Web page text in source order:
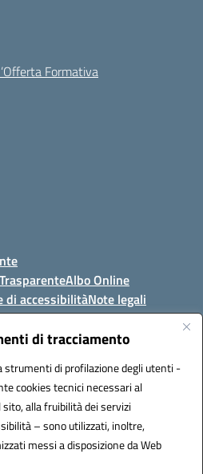
di tracciamento
strumenti di profilazione degli utenti -
cookies tecnici necessari al
alla fruibilità dei servizi
– sono utilizzati, inoltre,
messi a disposizione da Web
Formativa
Albo Online
di accessibilitàNote legali
Torre del Greco (NA)
0818834377 - Cod.Fisc. 95170530638
PEC: naic8df00a@pec.istruzione.it